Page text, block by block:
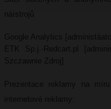
náístrojů
Google Analytics
ETK Sp.j.-Redcart.pl
Szczawnie Zdroj]
Prezentace reklamy na
internetové reklamy: